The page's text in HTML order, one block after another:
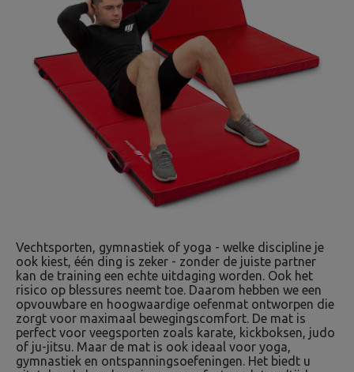
Vechtsporten, gymnastiek of yoga - welke discipline je
ook kiest, één ding is zeker - zonder de juiste partner
kan de training een echte uitdaging worden. Ook het
risico op blessures neemt toe. Daarom hebben we een
opvouwbare en hoogwaardige oefenmat ontworpen die
zorgt voor maximaal bewegingscomfort. De mat is
perfect voor veegsporten zoals karate, kickboksen, judo
of ju-jitsu. Maar de mat is ook ideaal voor yoga,
gymnastiek en ontspanningsoefeningen. Het biedt u